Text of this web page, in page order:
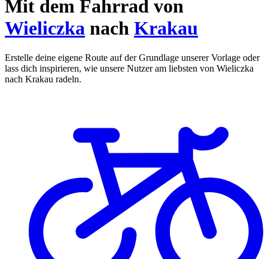
Mit dem Fahrrad von
Wieliczka nach Krakau
Erstelle deine eigene Route auf der Grundlage unserer Vorlage oder
lass dich inspirieren, wie unsere Nutzer am liebsten von Wieliczka
nach Krakau radeln.